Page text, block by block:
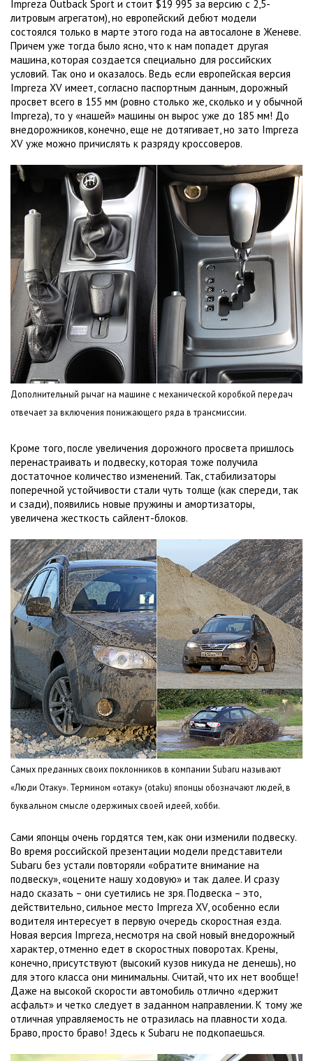
Impreza Outback Sport и стоит $19 995 за версию с 2,5-
литровым агрегатом), но европейский дебют модели
состоялся только в марте этого года на автосалоне в Женеве.
Причем уже тогда было ясно, что к нам попадет другая
машина, которая создается специально для российских
условий. Так оно и оказалось. Ведь если европейская версия
Impreza XV имеет, согласно паспортным данным, дорожный
просвет всего в 155 мм (ровно столько же, сколько и у обычной
Impreza), то у «нашей» машины он вырос уже до 185 мм! До
внедорожников, конечно, еще не дотягивает, но зато Impreza
XV уже можно причислять к разряду кроссоверов.
Дополнительный рычаг на машине с механической коробкой передач
отвечает за включения понижающего ряда в трансмиссии.
Кроме того, после увеличения дорожного просвета пришлось
перенастраивать и подвеску, которая тоже получила
достаточное количество изменений. Так, стабилизаторы
поперечной устойчивости стали чуть толще (как спереди, так
и сзади), появились новые пружины и амортизаторы,
увеличена жесткость сайлент-блоков.
Самых преданных своих поклонников в компании Subaru называют
«Люди Отаку». Термином «отаку» (otaku) японцы обозначают людей, в
буквальном смысле одержимых своей идеей, хобби.
Сами японцы очень гордятся тем, как они изменили подвеску.
Во время российской презентации модели представители
Subaru без устали повторяли «обратите внимание на
подвеску», «оцените нашу ходовую» и так далее. И сразу
надо сказать – они суетились не зря. Подвеска – это,
действительно, сильное место Impreza XV, особенно если
водителя интересует в первую очередь скоростная езда.
Новая версия Impreza, несмотря на свой новый внедорожный
характер, отменно едет в скоростных поворотах. Крены,
конечно, присутствуют (высокий кузов никуда не денешь), но
для этого класса они минимальны. Считай, что их нет вообще!
Даже на высокой скорости автомобиль отлично «держит
асфальт» и четко следует в заданном направлении. К тому же
отличная управляемость не отразилась на плавности хода.
Браво, просто браво! Здесь к Subaru не подкопаешься.